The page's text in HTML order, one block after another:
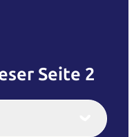
Seite 2
Italiano